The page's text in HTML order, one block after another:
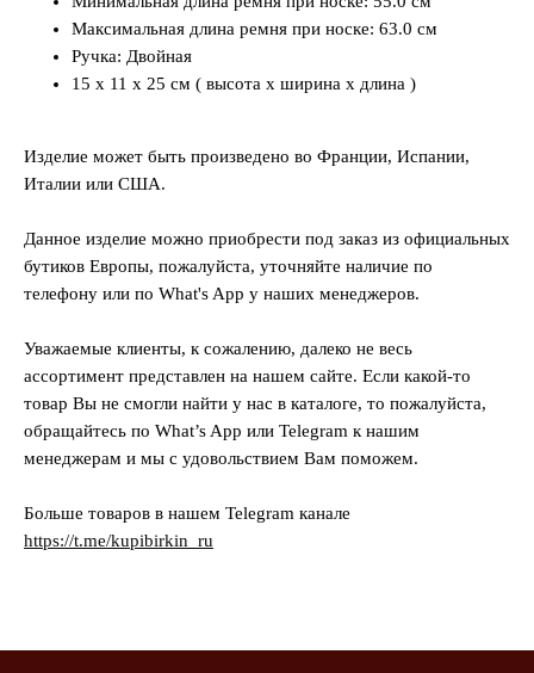
Максимальная длина ремня при носке: 63.0 см
Ручка: Двойная
15 x 11 x 25 см ( высота x ширина x длина )
Изделие может быть произведено во Франции, Испании,
Италии или США.
Данное изделие можно приобрести под заказ из официальных
бутиков Европы, пожалуйста, уточняйте наличие по
телефону или по What's App у наших менеджеров.
Уважаемые клиенты, к сожалению, далеко не весь
ассортимент представлен на нашем сайте. Если какой-то
товар Вы не смогли найти у нас в каталоге, то пожалуйста,
обращайтесь по What’s App или Telegram к нашим
менеджерам и мы с удовольствием Вам поможем.
Больше товаров в нашем Telegram канале
https://t.me/kupibirkin_ru